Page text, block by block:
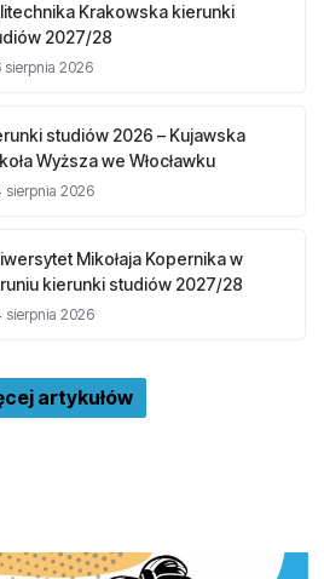
Krakowska kierunki
2027/28
sierpnia 2026
studiów 2026 – Kujawska
Wyższa we Włocławku
sierpnia 2026
Mikołaja Kopernika w
kierunki studiów 2027/28
sierpnia 2026
artykułów